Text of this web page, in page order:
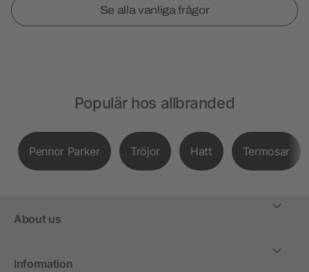
Se alla vanliga frågor
Populär hos allbranded
Pennor Parker Tröjor Hatt Termosar
About us
Information